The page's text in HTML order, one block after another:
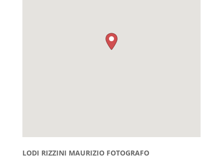
LODI RIZZINI MAURIZIO FOTOGRAFO